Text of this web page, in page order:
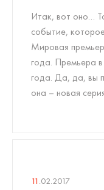
Итак, вот оно…
событие,
Мировая
года. Премьера
года. Да, да, вы
она – новая
11 .02.2017